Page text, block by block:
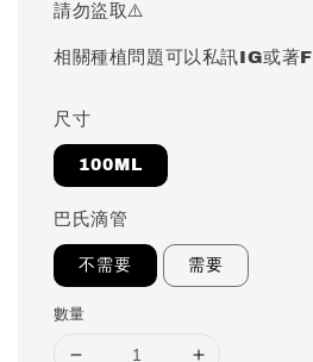
請勿盜取⚠️
相關種植問題可以私訊IG或著
尺寸
100ML
巴氏滴管
不需要 需要
數量